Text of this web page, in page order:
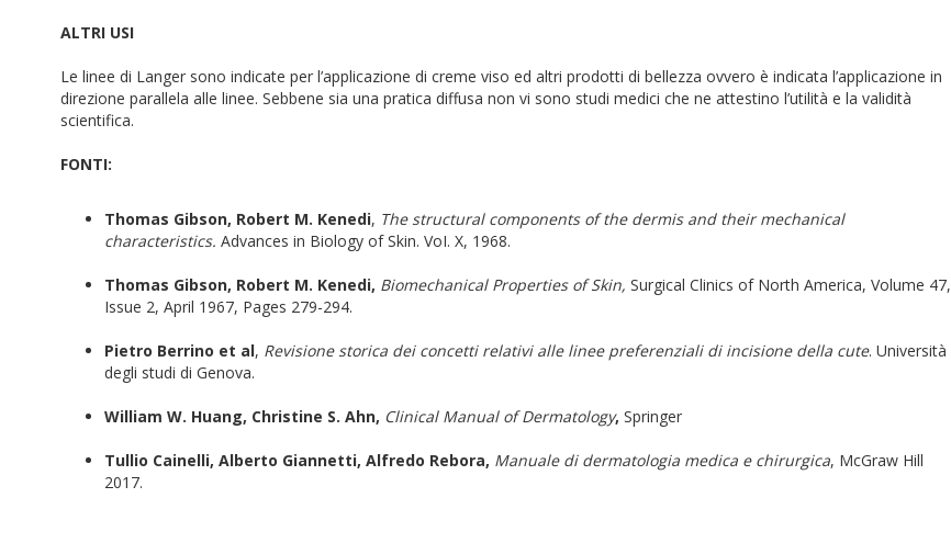
ALTRI USI
Le linee di Langer sono indicate per l’applicazione di creme viso ed altri prodotti di bellezza ovvero è indicata l’applicazione in
direzione parallela alle linee. Sebbene sia una pratica diffusa non vi sono studi medici che ne attestino l’utilità e la validità
scientifica.
FONTI:
Thomas Gibson, Robert M. Kenedi, The structural components of the dermis and their mechanical
characteristics. Advances in Biology of Skin. VoI. X, 1968.
Thomas Gibson, Robert M. Kenedi, Biomechanical Properties of Skin, Surgical Clinics of North America, Volume 47,
Issue 2, April 1967, Pages 279-294.
Pietro Berrino et al, Revisione storica dei concetti relativi alle linee preferenziali di incisione della cute. Università
degli studi di Genova.
William W. Huang, Christine S. Ahn, Clinical Manual of Dermatology, Springer
Tullio Cainelli, Alberto Giannetti, Alfredo Rebora, Manuale di dermatologia medica e chirurgica, McGraw Hill
2017.